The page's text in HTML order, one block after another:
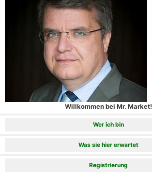
Willkommen bei Mr. Market!
Wer ich bin
Was sie hier erwartet
Registrierung